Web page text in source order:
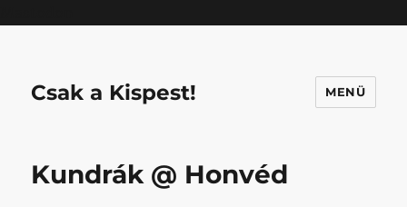
Csak a Kispest! MENÜ
Kundrák @ Honvéd